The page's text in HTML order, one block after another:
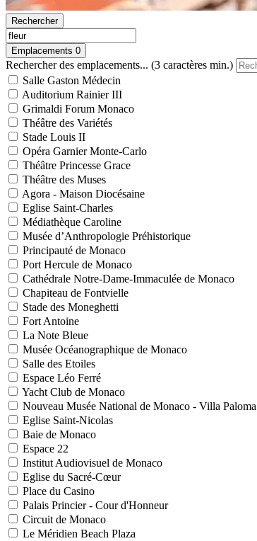
Rechercher
Emplacements 0
Rechercher des emplacements... (3 caractères min.)
Salle Gaston Médecin
Auditorium Rainier III
Grimaldi Forum Monaco
Théâtre des Variétés
Stade Louis II
Opéra Garnier Monte-Carlo
Théâtre Princesse Grace
Théâtre des Muses
Agora - Maison Diocésaine
Eglise Saint-Charles
Médiathèque Caroline
Musée d’Anthropologie Préhistorique
Principauté de Monaco
Port Hercule de Monaco
Cathédrale Notre-Dame-Immaculée de Monaco
Chapiteau de Fontvielle
Stade des Moneghetti
Fort Antoine
La Note Bleue
Musée Océanographique de Monaco
Salle des Etoiles
Espace Léo Ferré
Yacht Club de Monaco
Nouveau Musée National de Monaco - Villa Paloma
Eglise Saint-Nicolas
Baie de Monaco
Espace 22
Institut Audiovisuel de Monaco
Eglise du Sacré-Cœur
Place du Casino
Palais Princier - Cour d'Honneur
Circuit de Monaco
Le Méridien Beach Plaza